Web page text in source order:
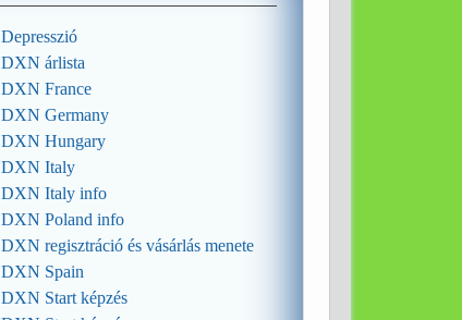
Depresszió
DXN árlista
DXN France
DXN Germany
DXN Hungary
DXN Italy
DXN Italy info
DXN Poland info
DXN regisztráció és vásárlás menete
DXN Spain
DXN Start képzés